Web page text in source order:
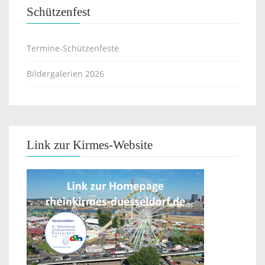
Schützenfest
Termine-Schützenfeste
Bildergalerien 2026
Link zur Kirmes-Website